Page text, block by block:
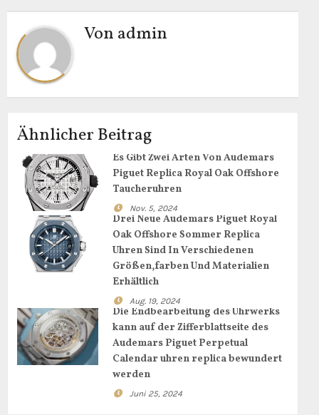
Von admin
Ähnlicher Beitrag
Es Gibt Zwei Arten Von Audemars
Piguet Replica Royal Oak Offshore
Taucheruhren
Nov. 5, 2024
Drei Neue Audemars Piguet Royal
Oak Offshore Sommer Replica
Uhren Sind In Verschiedenen
Größen,farben Und Materialien
Erhältlich
Aug. 19, 2024
Die Endbearbeitung des Uhrwerks
kann auf der Zifferblattseite des
Audemars Piguet Perpetual
Calendar uhren replica bewundert
werden
Juni 25, 2024